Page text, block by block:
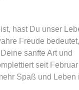
hast Du unser
Freude bedeutet,
sanfte Art und
seit Februar
Spaß und Leben